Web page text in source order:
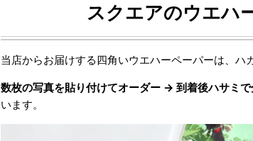
スクエアのウエハ
当店からお届けする四角いウエハーペーパーは、ハ
数枚の写真を貼り付けてオーダー → 到着後ハサミ
います。